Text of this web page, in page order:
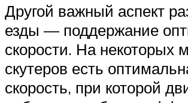
Другой важный аспект
езды — поддержание
скорости. На некоторых
скутеров есть
скорость, при которой